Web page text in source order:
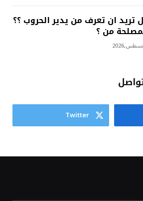
تريد ان تعرف من يدير الحروب ؟؟
من ؟
Twitter